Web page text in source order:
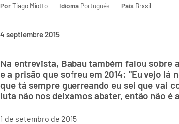
PorTiago Miotto Idioma Portugués País Brasil
4 septiembre 2015
Na entrevista, Babau também falou sobre
e a prisão que sofreu em 2014: "Eu vejo lá
que tá sempre guerreando eu sei que vai
luta não nos deixamos abater, então não é
1 de setembro de 2015